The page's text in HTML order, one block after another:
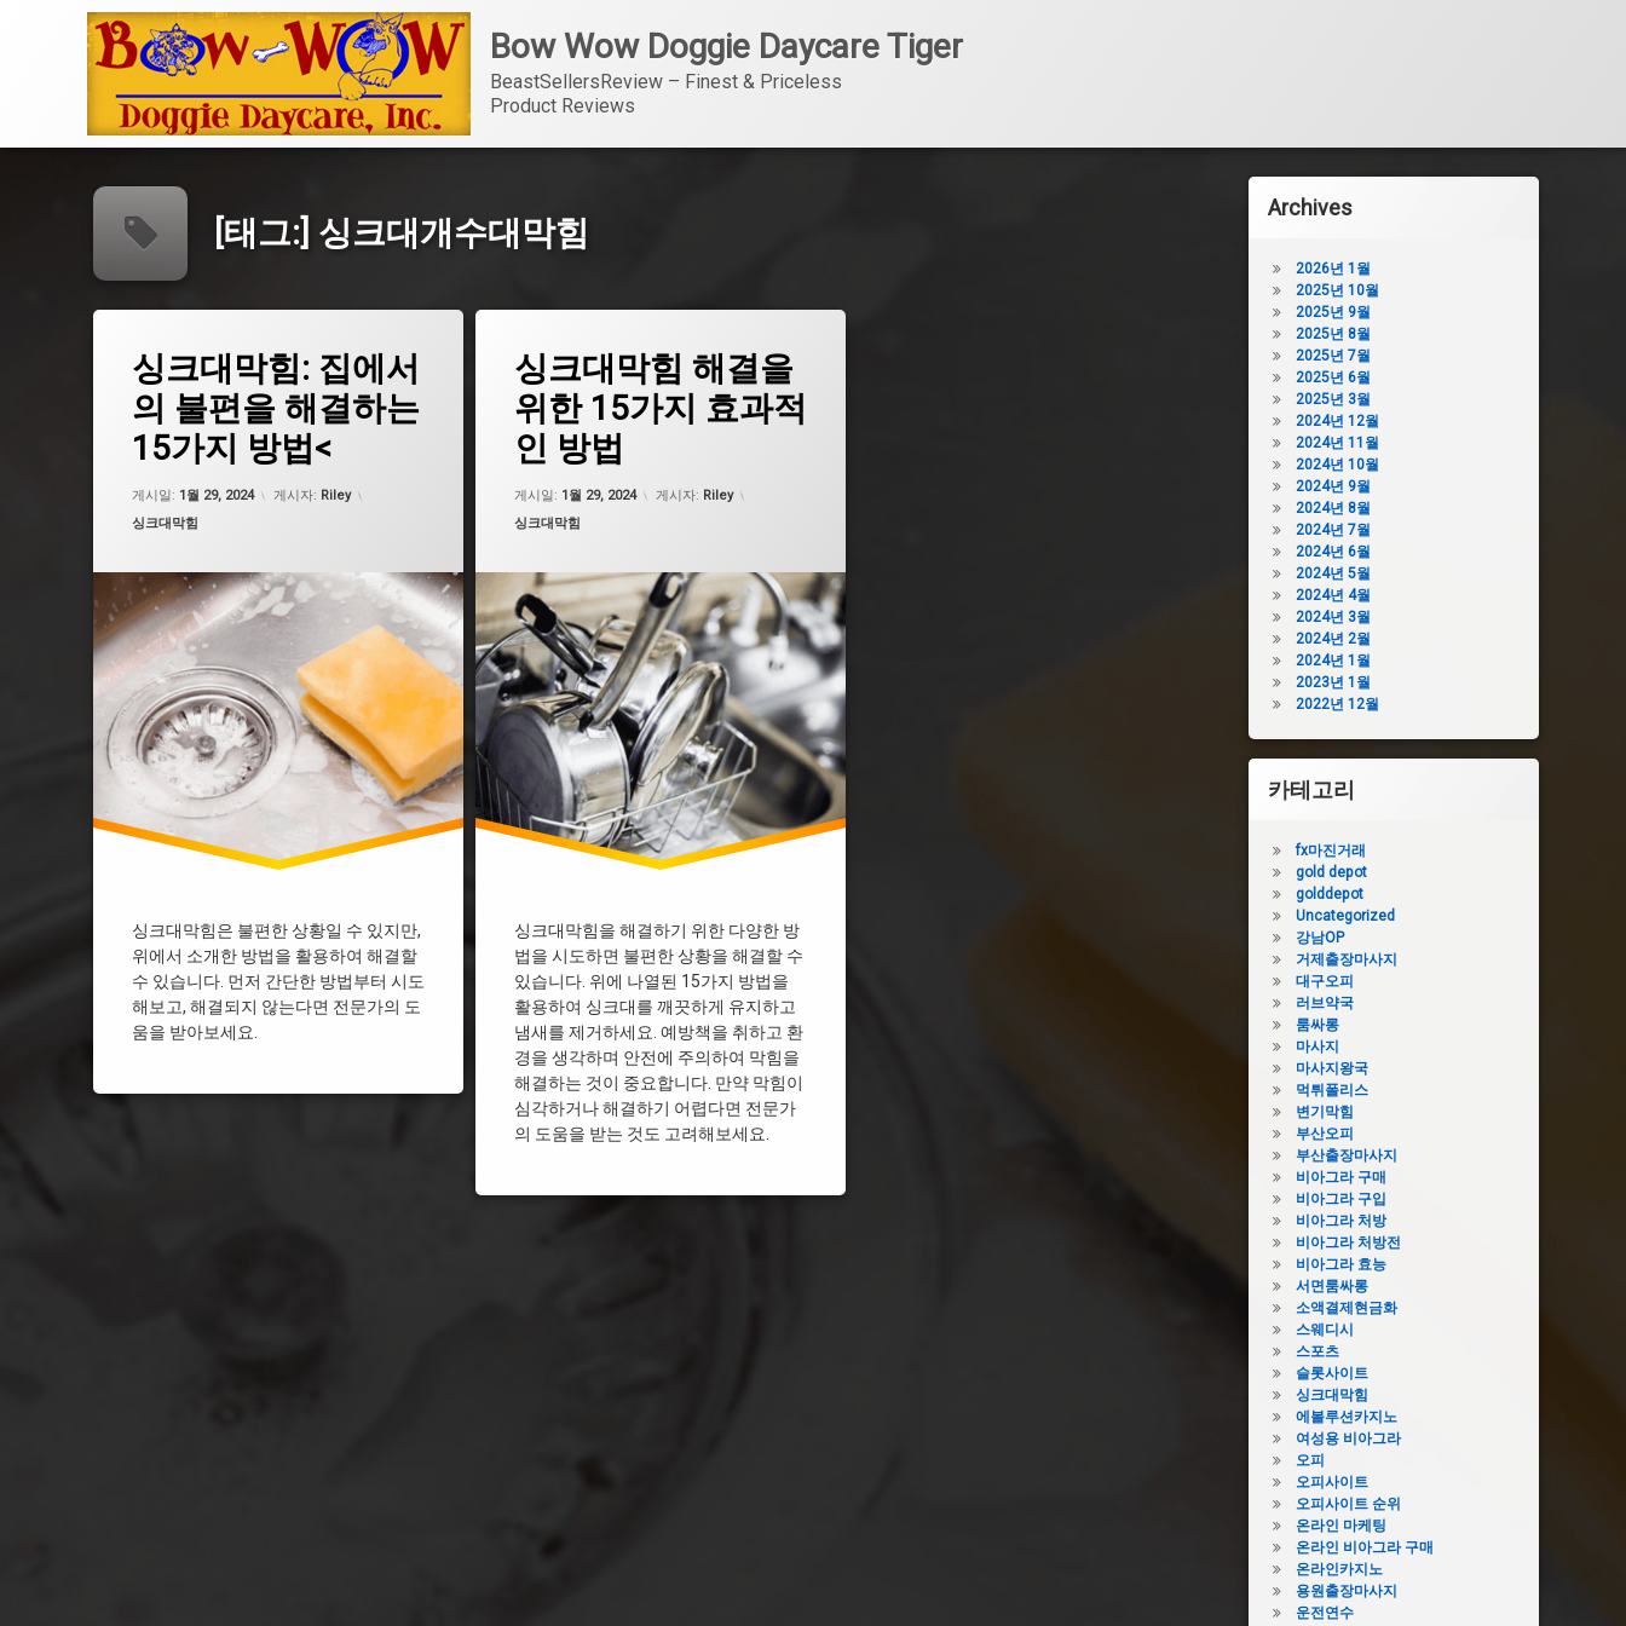
Bow Wow Doggie Daycare Tiger
BeastSellersReview – Finest & Priceless
Product Reviews
[태그:] 싱크대개수대막힘
싱크대막힘: 집에서
의 불편을 해결하는
15가지 방법<
게시일: 1월 29, 2024
업데이트 날짜:
게시자: Riley
카테고리:
싱크대막힘
싱크대막힘은 불편한 상황일 수 있지만,
위에서 소개한 방법을 활용하여 해결할
수 있습니다. 먼저 간단한 방법부터 시도
해보고, 해결되지 않는다면 전문가의 도
움을 받아보세요.
광주 싱크대막힘
구미 싱크대막힘
대구 싱크대막힘
대전 싱크대막힘
부산 싱크대막힘
싱크대 막혔을때 락스
싱크대 막혔을때 베이킹소다
싱크대 막힘 다이소
싱크대 막힘 디시
싱크대 막힘 뚫어뻥
싱크대 막힘 뜨거운물
싱크대 막힘 업체
싱크대 막힘 페트병
싱크대개수대막힘
싱크대막힘 베이킹소다
싱크대막힘 비용
싱크대물막힘
싱크대배수관막힘
싱크대막힘 해결을
위한 15가지 효과적
인 방법
게시일: 1월 29, 2024
업데이트 날짜:
게시자: Riley
카테고리:
싱크대막힘
싱크대막힘을 해결하기 위한 다양한 방
법을 시도하면 불편한 상황을 해결할 수
있습니다. 위에 나열된 15가지 방법을
활용하여 싱크대를 깨끗하게 유지하고
냄새를 제거하세요. 예방책을 취하고 환
경을 생각하며 안전에 주의하여 막힘을
해결하는 것이 중요합니다. 만약 막힘이
심각하거나 해결하기 어렵다면 전문가
의 도움을 받는 것도 고려해보세요.
광주 싱크대막힘
구미 싱크대막힘
대구 싱크대막힘
대전 싱크대막힘
부산 싱크대막힘
싱크대 막혔을때 락스
싱크대 막혔을때 베이킹소다
싱크대 막힘 다이소
싱크대 막힘 디시
싱크대 막힘 뚫어뻥
싱크대 막힘 뜨거운물
싱크대 막힘 업체
싱크대 막힘 페트병
싱크대개수대막힘
싱크대막힘 베이킹소다
싱크대막힘 비용
싱크대물막힘
싱크대배수관막힘
싱크대배수구막힘
용인싱크대막힘
울산 싱크대막힘
월세싱크대막힘
Archives
2026년 1월
2025년 10월
2025년 9월
2025년 8월
2025년 7월
2025년 6월
2025년 3월
2024년 12월
2024년 11월
2024년 10월
2024년 9월
2024년 8월
2024년 7월
2024년 6월
2024년 5월
2024년 4월
2024년 3월
2024년 2월
2024년 1월
2023년 1월
2022년 12월
카테고리
fx마진거래
gold depot
golddepot
Uncategorized
강남OP
거제출장마사지
대구오피
러브약국
룸싸롱
마사지
마사지왕국
먹튀폴리스
변기막힘
부산오피
부산출장마사지
비아그라 구매
비아그라 구입
비아그라 처방
비아그라 처방전
비아그라 효능
서면룸싸롱
소액결제현금화
스웨디시
스포츠
슬롯사이트
싱크대막힘
에볼루션카지노
여성용 비아그라
오피
오피사이트
오피사이트 순위
온라인 마케팅
온라인 비아그라 구매
온라인카지노
용원출장마사지
운전연수